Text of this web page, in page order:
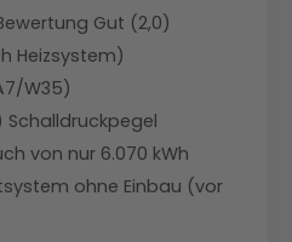
Gut (2,0)
Heizsystem)
W35)
Schalldruckpegel
von nur 6.070 kWh
ohne Einbau (vor